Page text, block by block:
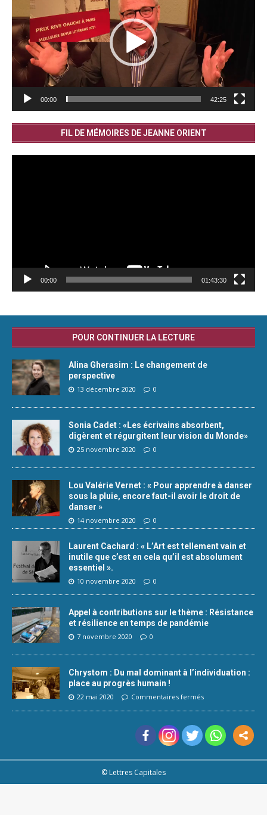
00:00 42:25
FIL DE MÉMOIRES DE JEANNE ORIENT
00:00 01:43:30
POUR CONTINUER LA LECTURE
Alina Gherasim : Le changement de
perspective
13 décembre 2020 0
Sonia Cadet : «Les écrivains absorbent,
digèrent et régurgitent leur vision du Monde»
25 novembre 2020 0
Lou Valérie Vernet : « Pour apprendre à danser
sous la pluie, encore faut-il avoir le droit de
danser »
14 novembre 2020 0
Laurent Cachard : « L’Art est tellement vain et
inutile que c’est en cela qu’il est absolument
essentiel ».
10 novembre 2020 0
Appel à contributions sur le thème : Résistance
et résilience en temps de pandémie
7 novembre 2020 0
Chrystom : Du mal dominant à l’individuation :
place au progrès humain !
22 mai 2020 Commentaires fermés
© Lettres Capitales